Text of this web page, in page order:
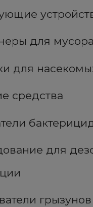
для мусора
для
средства
для
грызунов